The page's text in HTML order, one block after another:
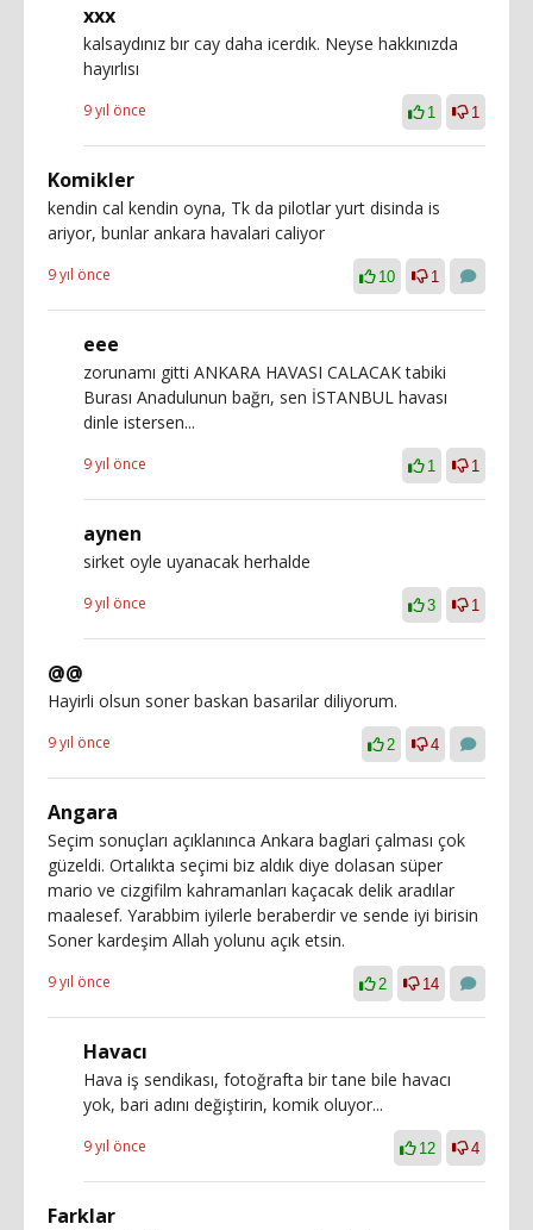
xxx
kalsaydınız bır cay daha icerdık. Neyse hakkınızda
hayırlısı
9 yıl önce 1 1
Komikler
kendin cal kendin oyna, Tk da pilotlar yurt disinda is
ariyor, bunlar ankara havalari caliyor
9 yıl önce 10 1
eee
zorunamı gitti ANKARA HAVASI CALACAK tabiki
Burası Anadulunun bağrı, sen İSTANBUL havası
dinle istersen...
9 yıl önce 1 1
aynen
sirket oyle uyanacak herhalde
9 yıl önce 3 1
@@
Hayirli olsun soner baskan basarilar diliyorum.
9 yıl önce 2 4
Angara
Seçim sonuçları açıklanınca Ankara baglari çalması çok
güzeldi. Ortalıkta seçimi biz aldık diye dolasan süper
mario ve cizgifilm kahramanları kaçacak delik aradılar
maalesef. Yarabbim iyilerle beraberdir ve sende iyi birisin
Soner kardeşim Allah yolunu açık etsin.
9 yıl önce 2 14
Havacı
Hava iş sendikası, fotoğrafta bir tane bile havacı
yok, bari adını değiştirin, komik oluyor...
9 yıl önce 12 4
Farklar